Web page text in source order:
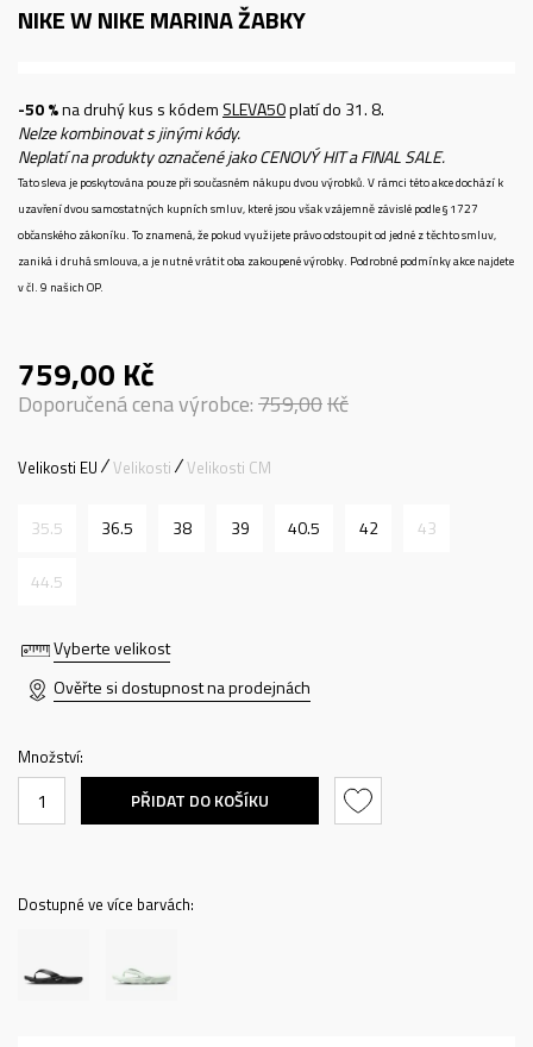
NIKE W NIKE MARINAŽABKY
-50 %na druhý kus s kódem SLEVA50platí do 31. 8.
Nelze kombinovat s jinými kódy.
Neplatí na produkty označené jako CENOVÝ HIT a FINAL SALE.
Tato sleva je poskytována pouze při současném nákupu dvou výrobků. V rámci této akce dochází k
uzavření dvou samostatných kupních smluv, které jsou však vzájemně závislé podle § 1727
občanského zákoníku. To znamená, že pokud využijete právo odstoupit od jedné z těchto smluv,
zaniká i druhá smlouva, a je nutné vrátit oba zakoupené výrobky. Podrobné podmínky akce najdete
v čl. 9 našich OP.
759,00 Kč
Doporučená cena výrobce:759,00Kč
Vyberte velikost
Velikosti EU Velikosti Velikosti CM
35.5 36.5 38 39 40.5 42 43
44.5
Ověřte si dostupnost na prodejnách
Množství:
PŘIDAT DO KOŠÍKU
Dostupné ve více barvách: